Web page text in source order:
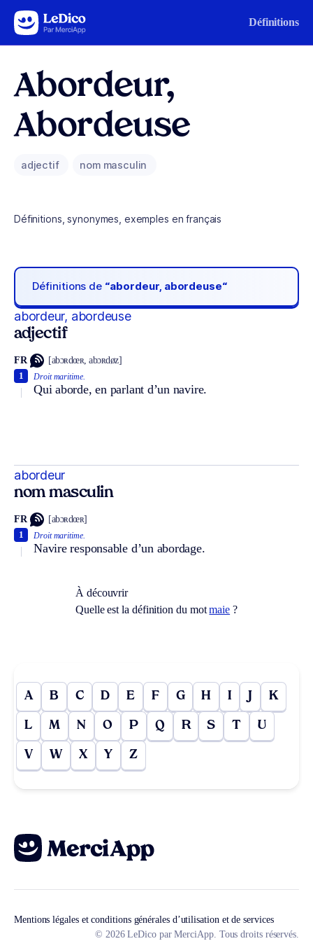
Aller au contenu Définitions
Abordeur,
Abordeuse
adjectif nom masculin
Définitions, synonymes, exemples en français
Définitions de “abordeur, abordeuse“
abordeur, abordeuse
adjectif
FR [abɔʀdœʀ, abɔʀdøz]
Droit maritime.
Qui aborde, en parlant d’un navire.
1
abordeur
nom masculin
FR [abɔʀdœʀ]
Droit maritime.
Navire responsable d’un abordage.
1
À découvrir
Quelle est la définition du motmaie ?
A B C D E F G H I J K
L M N O P Q R S T U
V W X Y Z
Mentions légales et conditions générales d’utilisation et de services
© 2026 LeDico par MerciApp. Tous droits réservés.